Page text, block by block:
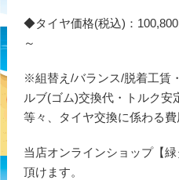
◆タイヤ価格(税込)：100,800
～
※組替え/バランス/脱着工賃
ルブ(ゴム)交換代・トルク安
等々、タイヤ交換に係わる費
当店オンラインショップ【
頂けます。